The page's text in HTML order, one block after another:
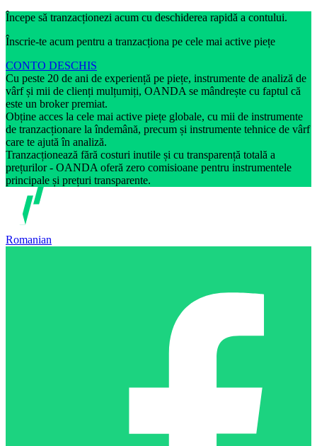
Începe să tranzacționezi acum cu deschiderea rapidă a contului.
Înscrie-te acum pentru a tranzacționa pe cele mai active piețe
CONTO DESCHIS
Cu peste 20 de ani de experiență pe piețe, instrumente de analiză de
vârf și mii de clienți mulțumiți, OANDA se mândrește cu faptul că
este un broker premiat.
Obține acces la cele mai active piețe globale, cu mii de instrumente
de tranzacționare la îndemână, precum și instrumente tehnice de vârf
care te ajută în analiză.
Tranzacționează fără costuri inutile și cu transparență totală a
prețurilor - OANDA oferă zero comisioane pentru instrumentele
principale și prețuri transparente.
Romanian